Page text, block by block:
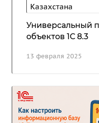
Казахстана
13 февраля 2025
Универсальный
объектов 1С 8.3